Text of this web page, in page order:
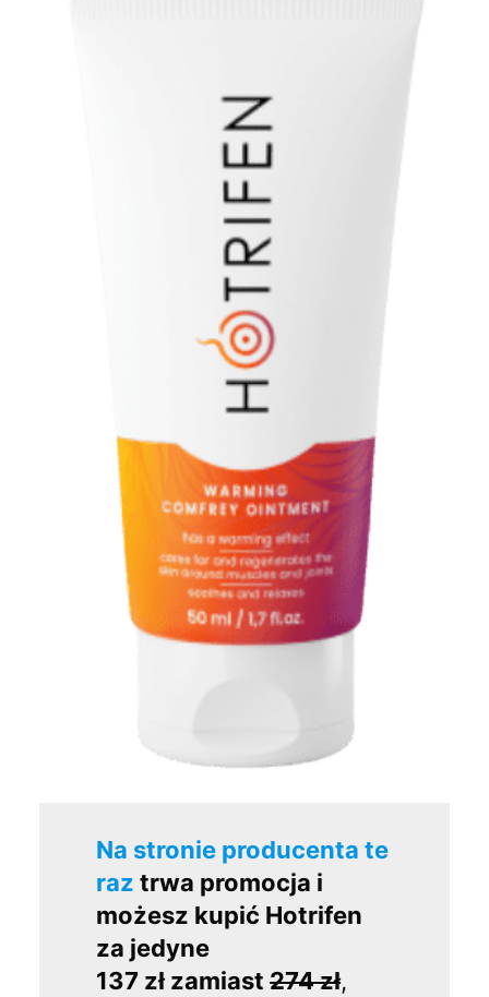
Na stronie producenta te
raztrwa promocja i
możesz kupić Hotrifen
za jedyne
137 zł zamiast274 zł,